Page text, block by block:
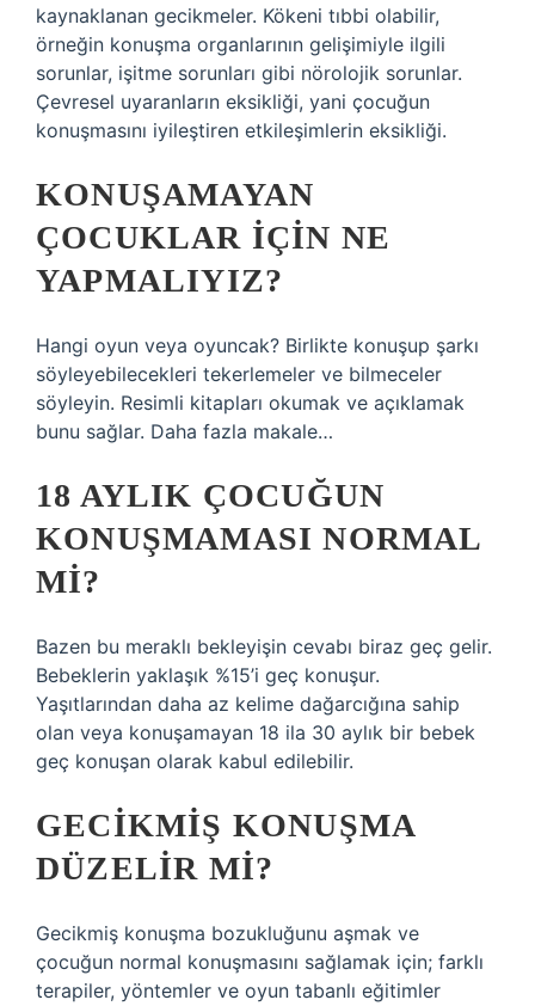
kaynaklanan gecikmeler. Kökeni tıbbi olabilir,
örneğin konuşma organlarının gelişimiyle ilgili
sorunlar, işitme sorunları gibi nörolojik sorunlar.
Çevresel uyaranların eksikliği, yani çocuğun
konuşmasını iyileştiren etkileşimlerin eksikliği.
KONUŞAMAYAN
ÇOCUKLAR IÇIN NE
YAPMALIYIZ?
Hangi oyun veya oyuncak? Birlikte konuşup şarkı
söyleyebilecekleri tekerlemeler ve bilmeceler
söyleyin. Resimli kitapları okumak ve açıklamak
bunu sağlar. Daha fazla makale…
18 AYLIK ÇOCUĞUN
KONUŞMAMASI NORMAL
MI?
Bazen bu meraklı bekleyişin cevabı biraz geç gelir.
Bebeklerin yaklaşık %15’i geç konuşur.
Yaşıtlarından daha az kelime dağarcığına sahip
olan veya konuşamayan 18 ila 30 aylık bir bebek
geç konuşan olarak kabul edilebilir.
GECIKMIŞ KONUŞMA
DÜZELIR MI?
Gecikmiş konuşma bozukluğunu aşmak ve
çocuğun normal konuşmasını sağlamak için; farklı
terapiler, yöntemler ve oyun tabanlı eğitimler